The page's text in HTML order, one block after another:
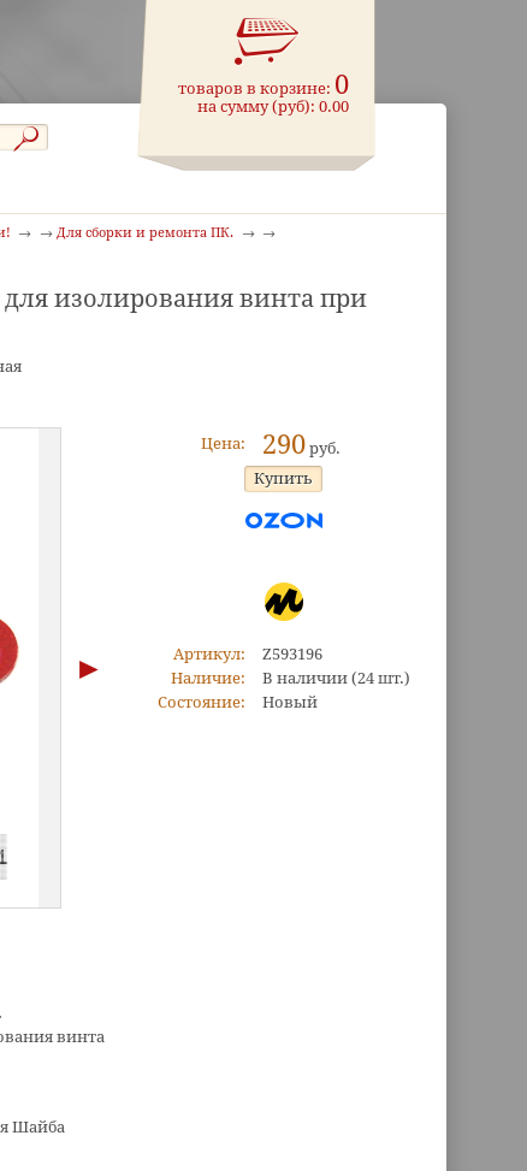
товаров в корзине: 0
на сумму (руб):0.00
Для сборки и ремонта ПК.
изолирования винта при
Цена: 290руб.
Артикул:
Z593196
Наличие:
В наличии (24 шт.)
Состояние:
Новый
винта
Шайба